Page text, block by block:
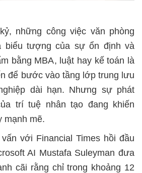
những công việc văn phòng
biểu tượng của sự ổn định và
bằng MBA, luật hay kế toán là
để bước vào tầng lớp trung lưu
dài hạn. Nhưng sự phát
trí tuệ nhân tạo đang khiến
mạnh mẽ.
với Financial Times hồi đầu
AI Mustafa Suleyman đưa
cãi rằng chỉ trong khoảng 12